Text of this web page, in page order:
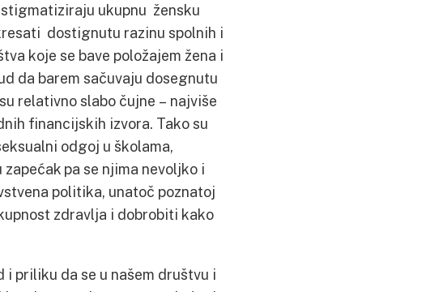
ukupnu žensku
dostignutu razinu spolnih i
koje se bave položajem žena i
da barem sačuvaju dosegnutu
relativno slabo čujne – najviše
financijskih izvora. Tako su
odgoj u školama,
pa se njima nevoljko i
politika, unatoč poznatoj
zdravlja i dobrobiti kako
i priliku da se u našem društvu i